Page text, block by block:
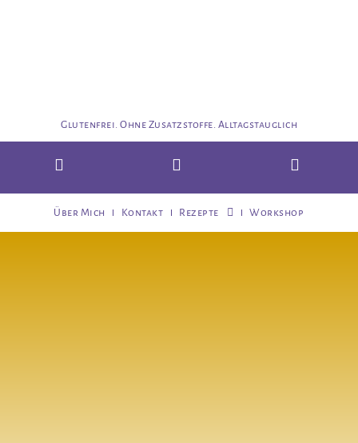
Glutenfrei. Ohne Zusatzstoffe. Alltagstauglich
Über Mich Kontakt Rezepte Workshop